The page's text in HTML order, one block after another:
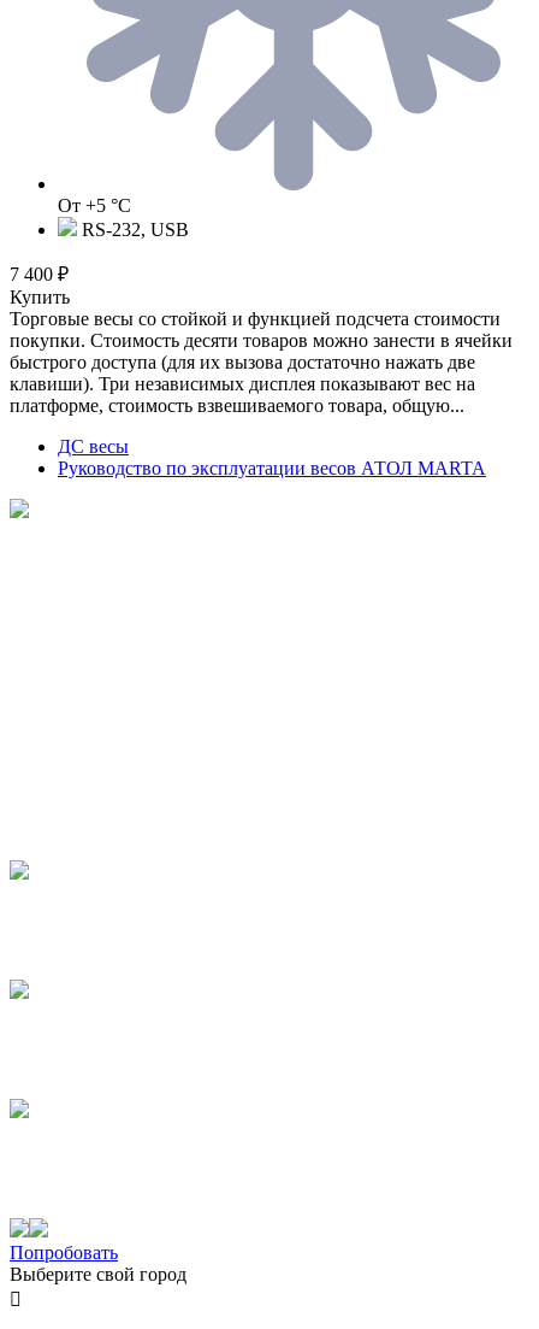
От +5 °C
RS-232, USB
7 400 ₽
Купить
Торговые весы со стойкой и функцией подсчета стоимости
покупки. Стоимость десяти товаров можно занести в ячейки
быстрого доступа (для их вызова достаточно нажать две
клавиши). Три независимых дисплея показывают вес на
платформе, стоимость взвешиваемого товара, общую...
ДС весы
Руководство по эксплуатации весов АТОЛ MARTA
Попробовать
Выберите свой город
